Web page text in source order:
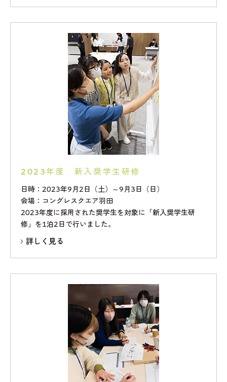
2023年度 新入奨学生研修
日時：2023年9月2日（土）～9月3日（日）
会場：コングレスクエア羽田
2023年度に採用された奨学生を対象に「新入奨学生研
修」を1泊2日で行いました。
詳しく見る